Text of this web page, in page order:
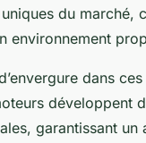
du marché,
environnement
dans
développent
garantissant